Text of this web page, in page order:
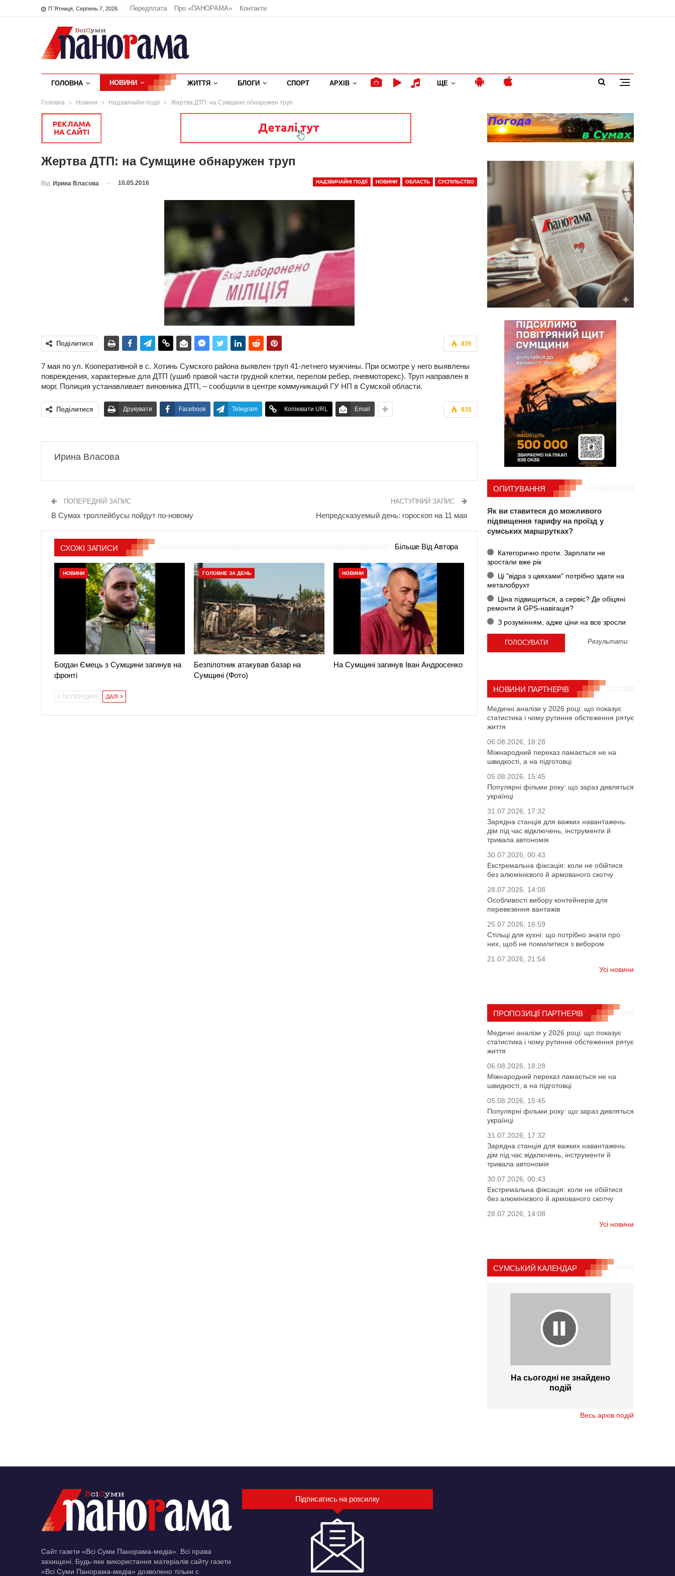
П`ятниця, Серпень 7, 2026 Передплата Про «ПАНОРАМА» Контакти
ГОЛОВНА НОВИНИ ЖИТТЯ БЛОГИ СПОРТ АРХІВ ЩЕ
Головна Новини Надзвичайні події Жертва ДТП: на Сумщине обнаружен труп
Жертва ДТП: на Сумщине обнаружен труп
НАДЗВИЧАЙНІ ПОДІЇ НОВИНИ ОБЛАСТЬ СУСПІЛЬСТВО
Від Ирина Власова 10.05.2016
835
Поділитися
7 мая по ул. Кооперативной в с. Хотинь Сумского района выявлен труп 41-летнего мужчины. При осмотре у него выявлены
повреждения, характерные для ДТП (ушиб правой части грудной клетки, перелом ребер, пневмоторекс). Труп направлен в
морг. Полиция устанавливает виновника ДТП, – сообщили в центре коммуникаций ГУ НП в Сумской области.
835
Поділитися Друкувати Facebook Telegram Копіювати URL Email
Ирина Власова
ПОПЕРЕДНІЙ ЗАПИС
В Сумах троллейбусы пойдут по-новому
НАСТУПНИЙ ЗАПИС
Непредсказуемый день: гороскоп на 11 мая
СХОЖІ ЗАПИСИ Більше Від Автора
НОВИНИ
Богдан Ємець з Сумщини загинув на
фронті
ГОЛОВНЕ ЗА ДЕНЬ
Безпілотник атакував базар на
Сумщині (Фото)
НОВИНИ
На Сумщині загинув Іван Андросенко
ПОПЕРЕДНЯ ДАЛІ
ОПИТУВАННЯ
Як ви ставитеся до можливого
підвищення тарифу на проїзд у
сумських маршрутках?
Категорично проти. Зарплати не
зростали вже рік
Ці "відра з цвяхами" потрібно здати на
металобрухт
Ціна підвищиться, а сервіс? Де обіцяні
ремонти й GPS-навігація?
З розумінням, адже ціни на все зросли
Результати
НОВИНИ ПАРТНЕРІВ
Медичні аналізи у 2026 році: що показує
статистика і чому рутинне обстеження рятує
життя
06.08.2026, 18:28
Міжнародний переказ ламається не на
швидкості, а на підготовці
05.08.2026, 15:45
Популярні фільми року: що зараз дивляться
українці
31.07.2026, 17:32
Зарядна станція для важких навантажень:
дім під час відключень, інструменти й
тривала автономія
30.07.2026, 00:43
Екстремальна фіксація: коли не обійтися
без алюмінієвого й армованого скотчу
28.07.2026, 14:08
Особливості вибору контейнерів для
перевезення вантажів
25.07.2026, 16:59
Стільці для кухні: що потрібно знати про
них, щоб не помилитися з вибором
21.07.2026, 21:54
Усі новини
ПРОПОЗИЦІЇ ПАРТНЕРІВ
Медичні аналізи у 2026 році: що показує
статистика і чому рутинне обстеження рятує
життя
06.08.2026, 18:28
Міжнародний переказ ламається не на
швидкості, а на підготовці
05.08.2026, 15:45
Популярні фільми року: що зараз дивляться
українці
31.07.2026, 17:32
Зарядна станція для важких навантажень:
дім під час відключень, інструменти й
тривала автономія
30.07.2026, 00:43
Екстремальна фіксація: коли не обійтися
без алюмінієвого й армованого скотчу
28.07.2026, 14:08
Усі новини
СУМСЬКИЙ КАЛЕНДАР
На сьогодні не знайдено
подій
Весь архів подій
Сайт газети «Всі Суми Панорама-медіа». Всі права
захищені. Будь-яке використання матеріалів сайту газети
«Всі Суми Панорама-медіа» дозволено тільки c
Підписатись на розсилку